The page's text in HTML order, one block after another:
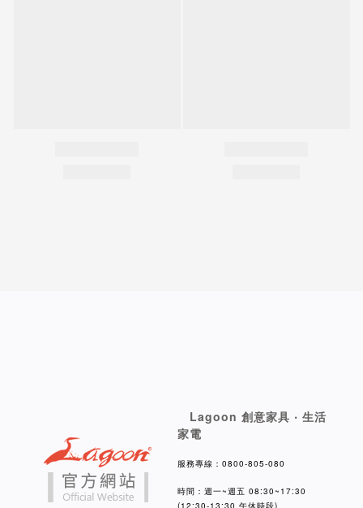
Lagoon 創意家具 ‧ 生活
家電
服務專線：0800-805-080
時間：週一~週五 08:30~17:30
(12:30-13:30 午休時段)